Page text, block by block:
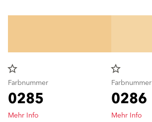
star_border
Farbnummer
0285
Mehr Info
star_border
Farbnummer
0286
Mehr Info